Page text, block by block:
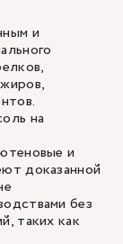
и
на
и
доказанной
без
таких как